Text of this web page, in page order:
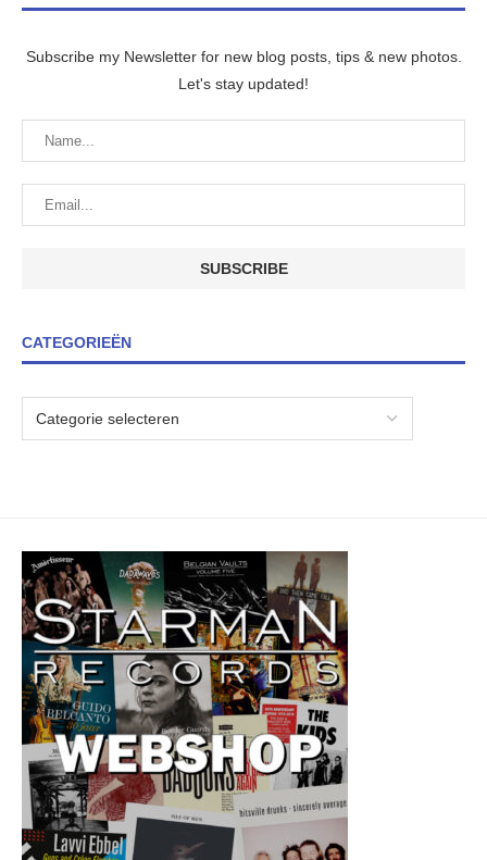
Subscribe my Newsletter for new blog posts, tips & new photos.
Let's stay updated!
CATEGORIEËN